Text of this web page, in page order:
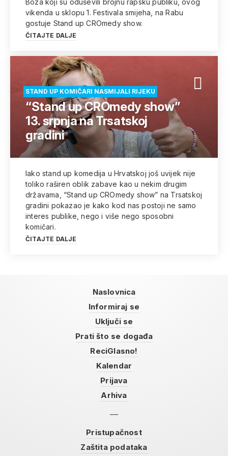
Boza koji su oduševili brojnu rapsku publiku, ovog
vikenda u sklopu 1. Festivala smijeha, na Rabu
gostuje Stand up CROmedy show.
ČITAJTE DALJE
STAND UP KOMIČARI NASMIJALI RIJEKU
“Stand up CROmedy show”
13. srpnja na Trsatskoj
gradini
Iako stand up komedija u Hrvatskoj još uvijek nije
toliko raširen oblik zabave kao u nekim drugim
državama, “Stand up CROmedy show” na Trsatskoj
gradini pokazao je kako kod nas postoji ne samo
interes publike, nego i više nego sposobni
komičari.
ČITAJTE DALJE
Naslovnica
Informiraj se
Uključi se
Prati što se događa
ReciGlasno!
Kalendar
Prijava
Arhiva
Pristupačnost
Zaštita podataka